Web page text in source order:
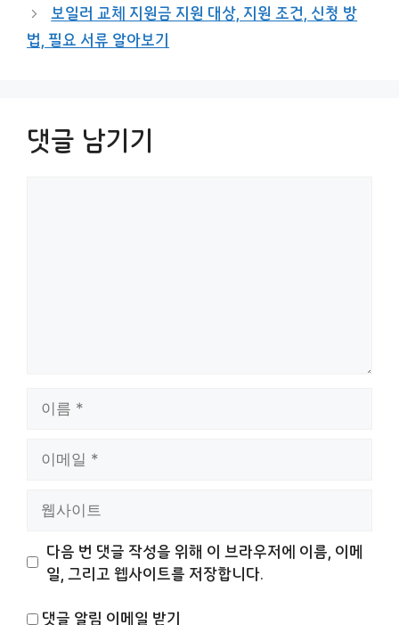
보일러 교체 지원금 지원 대상, 지원 조건, 신청 방
법, 필요 서류 알아보기
댓글 남기기
트
다음 번 댓글 작성을 위해 이 브라우저에 이름, 이메
일, 그리고 웹사이트를 저장합니다.
댓글 알림 이메일 받기